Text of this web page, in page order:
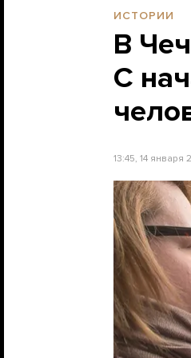
ИСТОРИИ
В
С
13:45, 14 января